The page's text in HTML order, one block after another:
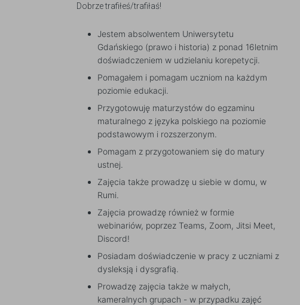
Dobrze trafiłeś/trafiłaś!
Jestem absolwentem Uniwersytetu
Gdańskiego (prawo i historia) z ponad 16letnim
doświadczeniem w udzielaniu korepetycji.
Pomagałem i pomagam uczniom na każdym
poziomie edukacji.
Przygotowuję maturzystów do egzaminu
maturalnego z języka polskiego na poziomie
podstawowym i rozszerzonym.
Pomagam z przygotowaniem się do matury
ustnej.
Zajęcia także prowadzę u siebie w domu, w
Rumi.
Zajęcia prowadzę również w formie
webinariów, poprzez Teams, Zoom, Jitsi Meet,
Discord!
Posiadam doświadczenie w pracy z uczniami z
dysleksją i dysgrafią.
Prowadzę zajęcia także w małych,
kameralnych grupach - w przypadku zajęć